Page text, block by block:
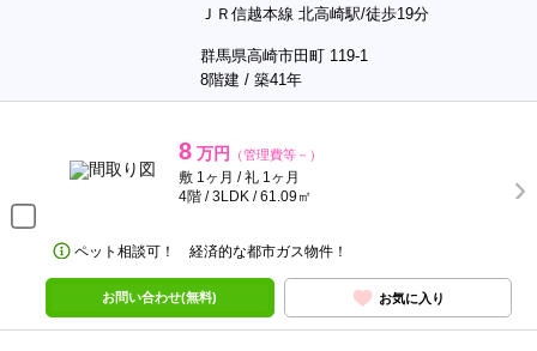
ＪＲ信越本線 北高崎駅/徒歩19分
群馬県高崎市田町 119-1
8階建 / 築41年
8 万円 （管理費等－）
敷 1ヶ月 / 礼 1ヶ月
4階 / 3LDK / 61.09㎡
ペット相談可！ 経済的な都市ガス物件！
お問い合わせ(無料) お気に入り